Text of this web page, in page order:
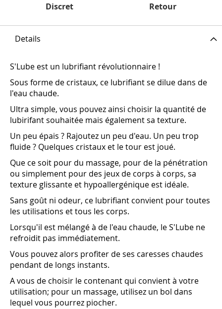
Discret
Retour
Details
S'Lube est un lubrifiant révolutionnaire !
Sous forme de cristaux, ce lubrifiant se dilue dans de
l'eau chaude.
Ultra simple, vous pouvez ainsi choisir la quantité de
lubirifant souhaitée mais également sa texture.
Un peu épais ? Rajoutez un peu d'eau. Un peu trop
fluide ? Quelques cristaux et le tour est joué.
Que ce soit pour du massage, pour de la pénétration
ou simplement pour des jeux de corps à corps, sa
texture glissante et hypoallergénique est idéale.
Sans goût ni odeur, ce lubrifiant convient pour toutes
les utilisations et tous les corps.
Lorsqu'il est mélangé à de l'eau chaude, le S'Lube ne
refroidit pas immédiatement.
Vous pouvez alors profiter de ses caresses chaudes
pendant de longs instants.
A vous de choisir le contenant qui convient à votre
utilisation; pour un massage, utilisez un bol dans
lequel vous pourrez piocher.